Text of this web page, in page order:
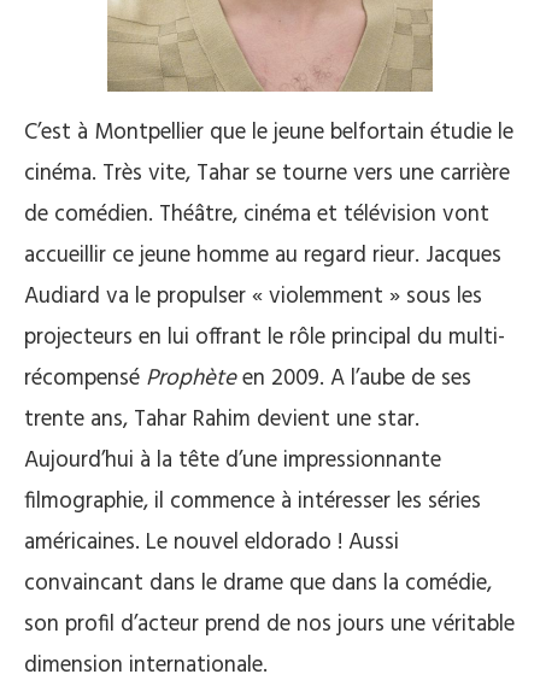
C’est à Montpellier que le jeune belfortain étudie le
cinéma. Très vite, Tahar se tourne vers une carrière
de comédien. Théâtre, cinéma et télévision vont
accueillir ce jeune homme au regard rieur. Jacques
Audiard va le propulser « violemment » sous les
projecteurs en lui offrant le rôle principal du multi-
récompensé Prophèteen 2009. A l’aube de ses
trente ans, Tahar Rahim devient une star.
Aujourd’hui à la tête d’une impressionnante
filmographie, il commence à intéresser les séries
américaines. Le nouvel eldorado ! Aussi
convaincant dans le drame que dans la comédie,
son profil d’acteur prend de nos jours une véritable
dimension internationale.